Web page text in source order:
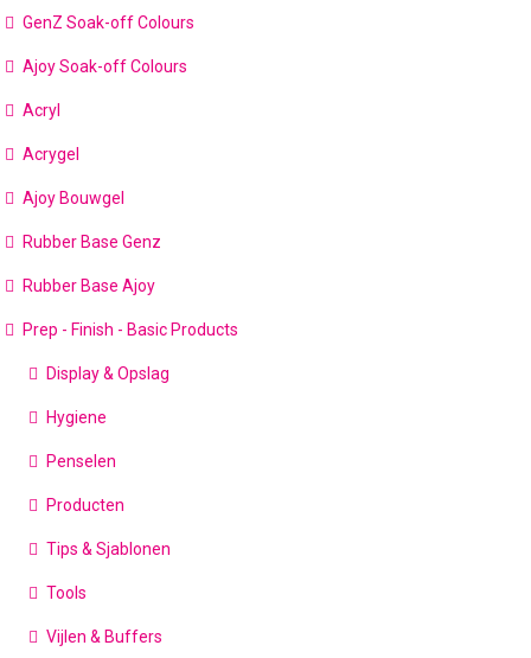
GenZ Soak-off Colours
Ajoy Soak-off Colours
Acryl
Acrygel
Ajoy Bouwgel
Rubber Base Genz
Rubber Base Ajoy
Prep - Finish - Basic Products
Display & Opslag
Hygiene
Penselen
Producten
Tips & Sjablonen
Tools
Vijlen & Buffers